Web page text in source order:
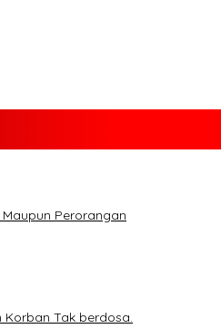
Perorangan
Korban Tak berdosa.